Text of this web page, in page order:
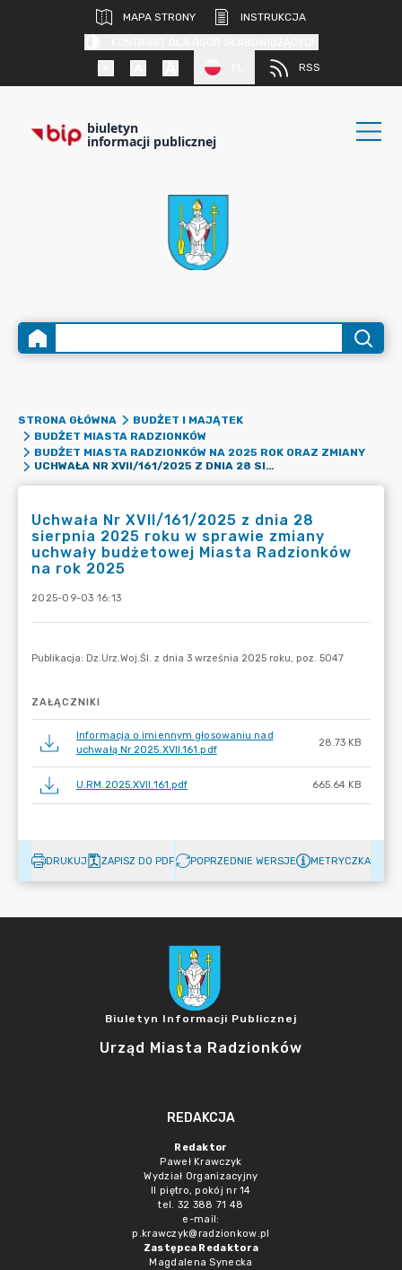
MAPA STRONY
INSTRUKCJA
RSS
biuletyn
informacji publicznej
STRONA GŁÓWNA
BUDŻET I MAJĄTEK
BUDŻET MIASTA RADZIONKÓW
BUDŻET MIASTA RADZIONKÓW NA 2025 ROK ORAZ ZMIANY
UCHWAŁA NR XVII/161/2025 Z DNIA 28 SIERPNIA 2025 ROKU W SPRAWIE ZMIANY UCHWAŁY BUDŻETOWEJ MIASTA RADZIONKÓW NA ROK 2025
Uchwała Nr XVII/161/2025 z dnia 28
sierpnia 2025 roku w sprawie zmiany
uchwały budżetowej Miasta Radzionków
na rok 2025
2025-09-03 16:13
ZAŁĄCZNIKI
Informacja o imiennym głosowaniu nad
uchwałą Nr 2025.XVII.161.pdf
28.73 KB
U.RM.2025.XVII.161.pdf 665.64 KB
DRUKUJ ZAPISZ DO PDF POPRZEDNIE WERSJE METRYCZKA
Biuletyn Informacji Publicznej
Urząd Miasta Radzionków
REDAKCJA
Redaktor
Paweł Krawczyk
Wydział Organizacyjny
II piętro, pokój nr 14
tel. 32 388 71 48
e-mail:
p.krawczyk@radzionkow.pl
Zastępca Redaktora
Magdalena Synecka